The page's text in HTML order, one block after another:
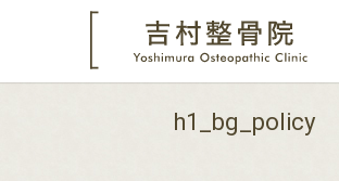
h1_bg_policy